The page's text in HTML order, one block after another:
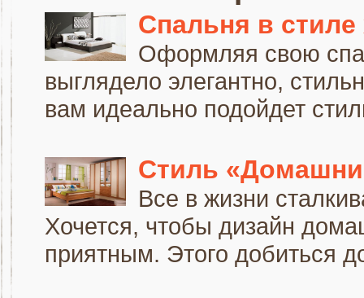
Спальня в стиле
Оформляя свою
выглядело элегантно,
вам идеально подойдет
Стиль
Все в жизни
Хочется, чтобы дизайн
приятным. Этого добиться